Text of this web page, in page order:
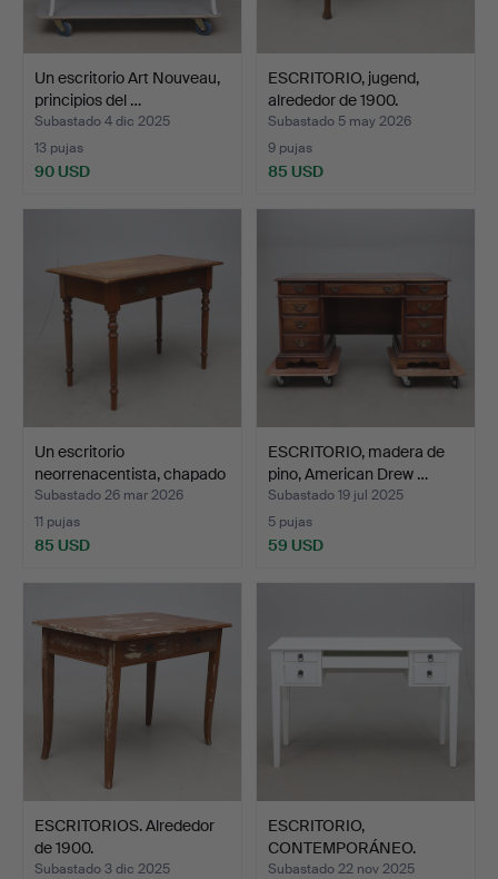
Un escritorio Art Nouveau,
principios del …
Subastado 4 dic 2025
13 pujas
90 USD
ESCRITORIO, jugend,
alrededor de 1900.
Subastado 5 may 2026
9 pujas
85 USD
Un escritorio
neorrenacentista, chapado
en…
Subastado 26 mar 2026
11 pujas
85 USD
ESCRITORIO, madera de
pino, American Drew …
Subastado 19 jul 2025
5 pujas
59 USD
ESCRITORIOS. Alrededor
de 1900.
Subastado 3 dic 2025
ESCRITORIO,
CONTEMPORÁNEO.
Subastado 22 nov 2025